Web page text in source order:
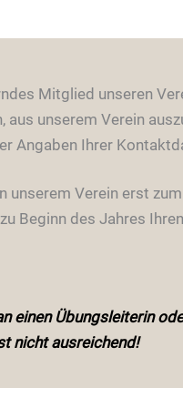
Mitglied unseren
unserem Verein
Angaben Ihrer
unserem Verein erst
Beginn des Jahres
einen Übungsleiterin
nicht ausreichend!